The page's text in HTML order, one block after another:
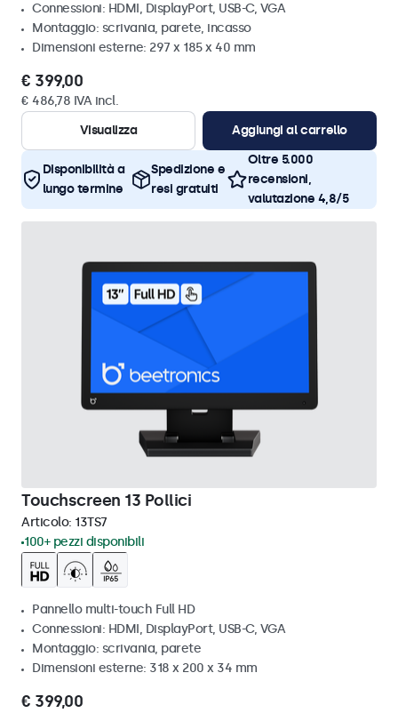
Connessioni: HDMI, DisplayPort, USB-C, VGA
Montaggio: scrivania, parete, incasso
Dimensioni esterne: 297 x 185 x 40 mm
€ 399,00
€ 486,78 IVA incl.
Visualizza
Aggiungi al carrello
Disponibilità a
lungo termine
Spedizione e
resi gratuiti
Oltre 5.000
recensioni,
valutazione 4,8/5
Touchscreen 13 Pollici
Articolo: 13TS7
100+ pezzi disponibili
Pannello multi-touch Full HD
Connessioni: HDMI, DisplayPort, USB-C, VGA
Montaggio: scrivania, parete
Dimensioni esterne: 318 x 200 x 34 mm
€ 399,00